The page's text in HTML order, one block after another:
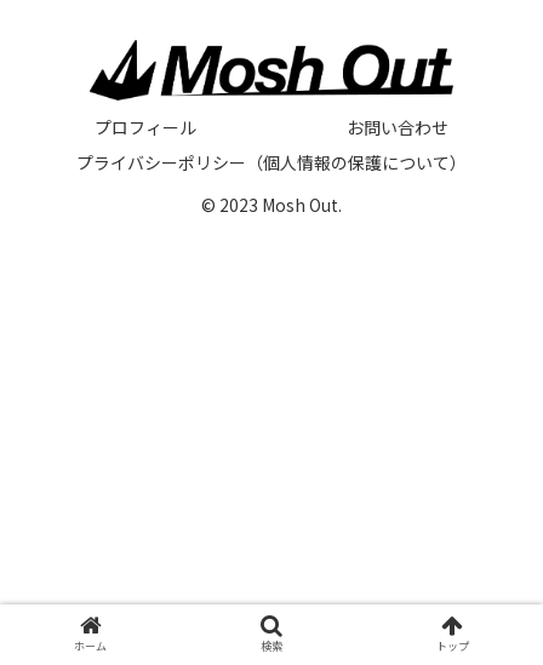
プロフィール
お問い合わせ
プライバシーポリシー（個人情報の保護について）
© 2023 Mosh Out.
ホーム 検索 トップ